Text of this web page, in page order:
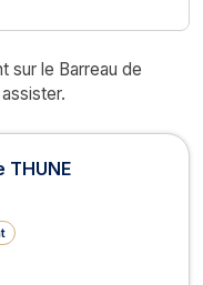
sur le Barreau de
THUNE